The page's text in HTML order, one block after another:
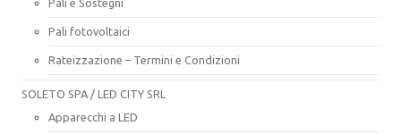
Pali e Sostegni
Pali fotovoltaici
Rateizzazione – Termini e Condizioni
SOLETO SPA / LED CITY SRL
Apparecchi a LED